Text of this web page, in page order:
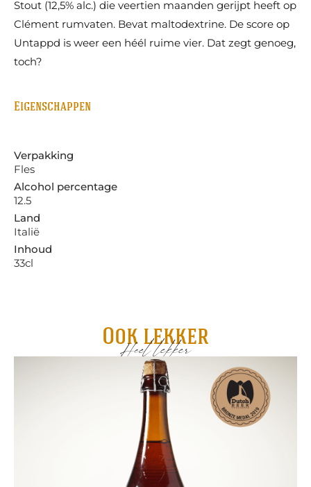
Stout (12,5% alc.) die veertien maanden gerijpt heeft op
Clément rumvaten. Bevat maltodextrine. De score op
Untappd is weer een héél ruime vier. Dat zegt genoeg,
toch?
Eigenschappen
Verpakking
Fles
Alcohol percentage
12.5
Land
Italië
Inhoud
33cl
Ook lekker
Heel lekker